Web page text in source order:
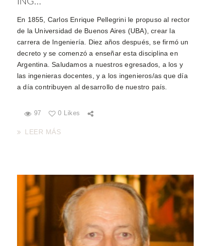
En 1855, Carlos Enrique Pellegrini le propuso al rector
de la Universidad de Buenos Aires (UBA), crear la
carrera de Ingeniería. Diez años después, se firmó un
decreto y se comenzó a enseñar esta disciplina en
Argentina. Saludamos a nuestros egresados, a los y
las ingenieras docentes, y a los ingenieros/as que día
a día contribuyen al desarrollo de nuestro país.
97 0 Likes
LEER MÁS